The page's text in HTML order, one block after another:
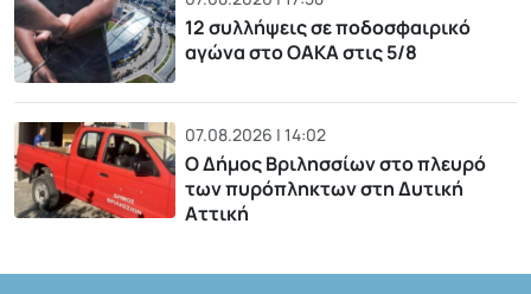
12 συλλήψεις σε ποδοσφαιρικό
αγώνα στο ΟΑΚΑ στις 5/8
07.08.2026 | 14:02
Ο Δήμος Βριλησσίων στο πλευρό
των πυρόπληκτων στη Δυτική
Αττική